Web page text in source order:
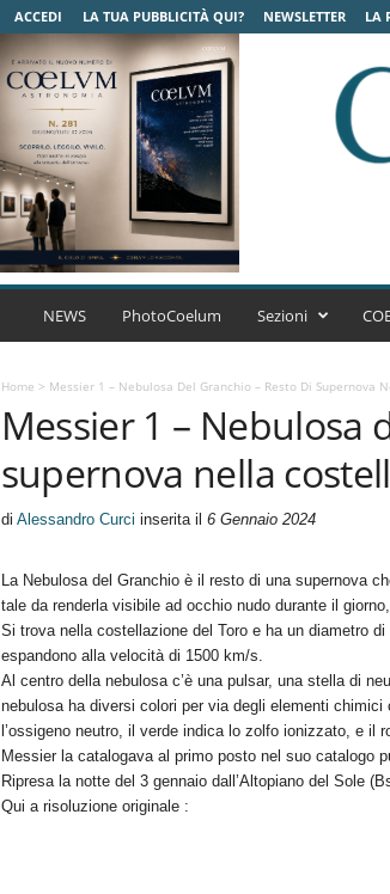
ACCEDI LA TUA PUBBLICITÀ QUI? NEWSLETTER LA
C
u
A
s
t
o
m
i
a
NEWS PhotoCoelum Sezioni
Home > Messier 1 – Nebulosa Del Granchio – Resto Di Supernova
Messier 1 – Nebulosa
supernova nella
di Alessandro Curci inserita il 6 Gennaio 2024
La Nebulosa del Granchio è il resto di una supernova
tale da renderla visibile ad occhio nudo durante il
Si trova nella costellazione del Toro e ha un diametro
espandono alla velocità di 1500 km/s.
Al centro della nebulosa c’è una pulsar, una stella di
nebulosa ha diversi colori per via degli elementi
l’ossigeno neutro, il verde indica lo zolfo ionizzato, e il
Messier la catalogava al primo posto nel suo catalogo
Ripresa la notte del 3 gennaio dall’Altopiano del Sole
Qui a risoluzione originale :